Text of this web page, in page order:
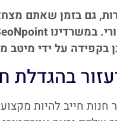
גם בזמן שאתם
בקפידה על ידי מיטב
בהגדלת
חנות חייב להיות